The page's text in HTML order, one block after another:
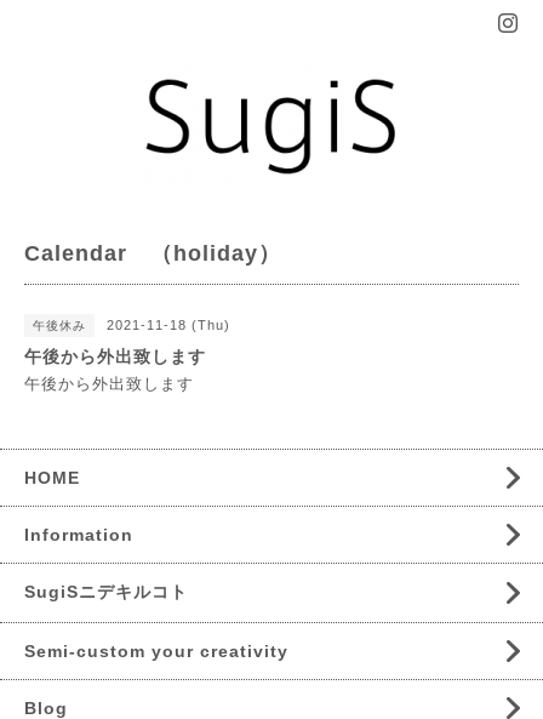
Calendar （holiday）
午後休み 2021-11-18 (Thu)
午後から外出致します
午後から外出致します
HOME
Information
SugiSニデキルコト
Semi-custom your creativity
Blog